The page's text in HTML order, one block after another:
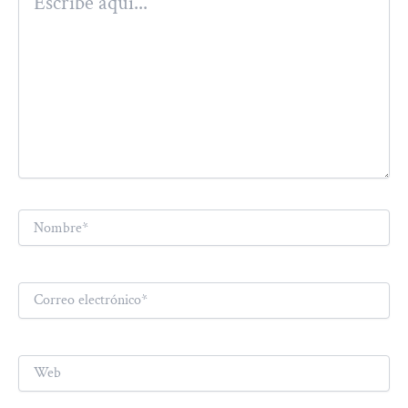
aquí...
Nombre*
Correo
electrónico*
Web